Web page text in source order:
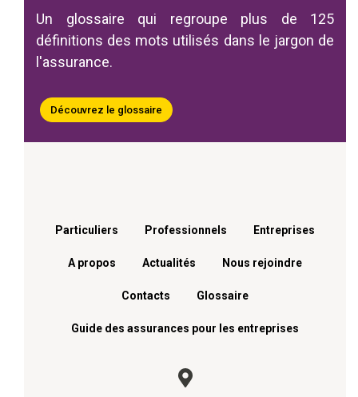
Un glossaire qui regroupe plus de 125
définitions des mots utilisés dans le jargon de
l'assurance.
Découvrez le glossaire
Menu footer
Particuliers Professionnels Entreprises
A propos Actualités Nous rejoindre
Contacts Glossaire
Guide des assurances pour les entreprises